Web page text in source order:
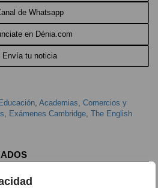
de Whatsapp
en Dénia.com
Envía tu noticia
, Academias, Comercios y
, Exámenes Cambridge, The English